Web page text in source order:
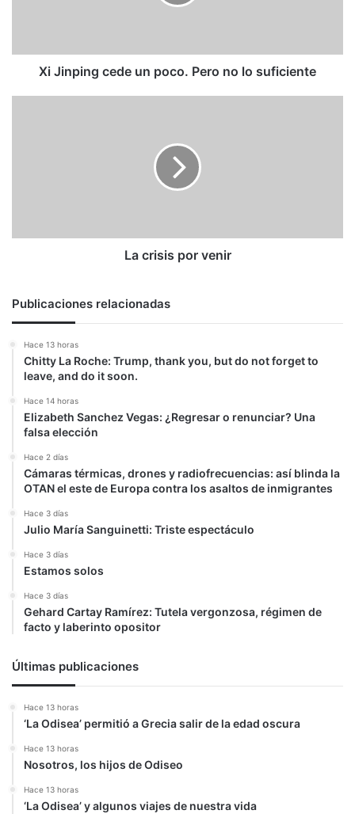
suficiente
Xi Jinping cede un poco. Pero no lo suficiente
La crisis por venir
Publicaciones relacionadas
Hace 13 horas
Chitty La Roche: Trump, thank you, but do not forget to
leave, and do it soon.
Hace 14 horas
Elizabeth Sanchez Vegas: ¿Regresar o renunciar? Una
falsa elección
Hace 2 días
Cámaras térmicas, drones y radiofrecuencias: así blinda la
OTAN el este de Europa contra los asaltos de inmigrantes
Hace 3 días
Julio María Sanguinetti: Triste espectáculo
Hace 3 días
Estamos solos
Hace 3 días
Gehard Cartay Ramírez: Tutela vergonzosa, régimen de
facto y laberinto opositor
Últimas publicaciones
Hace 13 horas
‘La Odisea’ permitió a Grecia salir de la edad oscura
Hace 13 horas
Nosotros, los hijos de Odiseo
Hace 13 horas
‘La Odisea’ y algunos viajes de nuestra vida